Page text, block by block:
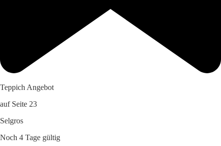
Teppich Angebot
auf Seite 23
Selgros
Noch 4 Tage gültig